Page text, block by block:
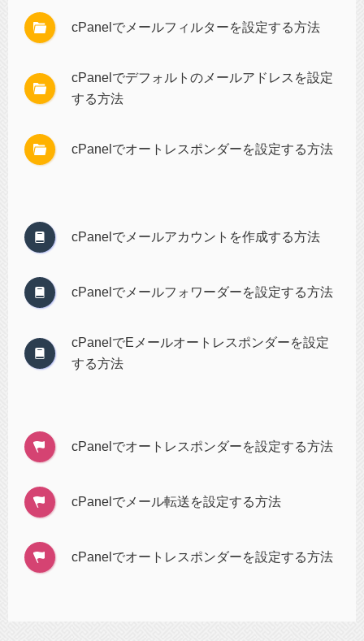
cPanelでメールフィルターを設定する方法
cPanelでデフォルトのメールアドレスを設定
する方法
cPanelでオートレスポンダーを設定する方法
cPanelでメールアカウントを作成する方法
cPanelでメールフォワーダーを設定する方法
cPanelでEメールオートレスポンダーを設定
する方法
cPanelでオートレスポンダーを設定する方法
cPanelでメール転送を設定する方法
cPanelでオートレスポンダーを設定する方法